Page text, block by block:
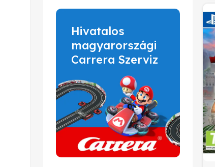
Hivatalos
magyarországi
Carrera Szerviz